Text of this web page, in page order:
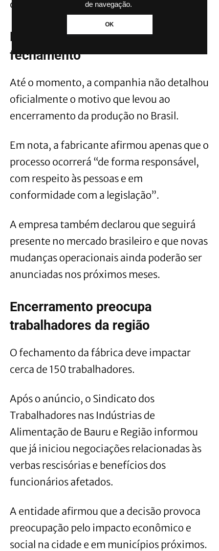
de navegação.
OK
capacidade de distribuição.
Empresa não explicou motivo do
fechamento
Até o momento, a companhia não detalhou
oficialmente o motivo que levou ao
encerramento da produção no Brasil.
Em nota, a fabricante afirmou apenas que o
processo ocorrerá “de forma responsável,
com respeito às pessoas e em
conformidade com a legislação”.
A empresa também declarou que seguirá
presente no mercado brasileiro e que novas
mudanças operacionais ainda poderão ser
anunciadas nos próximos meses.
Encerramento preocupa
trabalhadores da região
O fechamento da fábrica deve impactar
cerca de 150 trabalhadores.
Após o anúncio, o Sindicato dos
Trabalhadores nas Indústrias de
Alimentação de Bauru e Região informou
que já iniciou negociações relacionadas às
verbas rescisórias e benefícios dos
funcionários afetados.
A entidade afirmou que a decisão provoca
preocupação pelo impacto econômico e
social na cidade e em municípios próximos.